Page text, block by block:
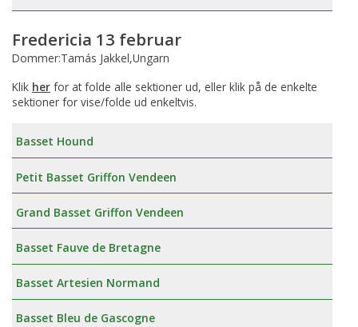
Fredericia 13 februar
Dommer:Tamás Jakkel,Ungarn
Klik her for at folde alle sektioner ud, eller klik på de enkelte
sektioner for vise/folde ud enkeltvis.
Basset Hound
Petit Basset Griffon Vendeen
Grand Basset Griffon Vendeen
Basset Fauve de Bretagne
Basset Artesien Normand
Basset Bleu de Gascogne